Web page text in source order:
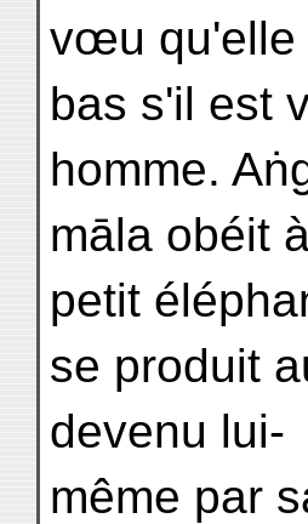
vœu qu'elle
bas s'il est
homme.
māla obéit
petit
se produit
devenu lui-
même par